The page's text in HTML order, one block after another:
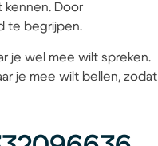
kennen. Door
te begrijpen.
je wel mee wilt spreken.
je mee wilt bellen, zodat